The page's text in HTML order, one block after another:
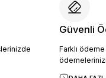
Güvenli
Farklı